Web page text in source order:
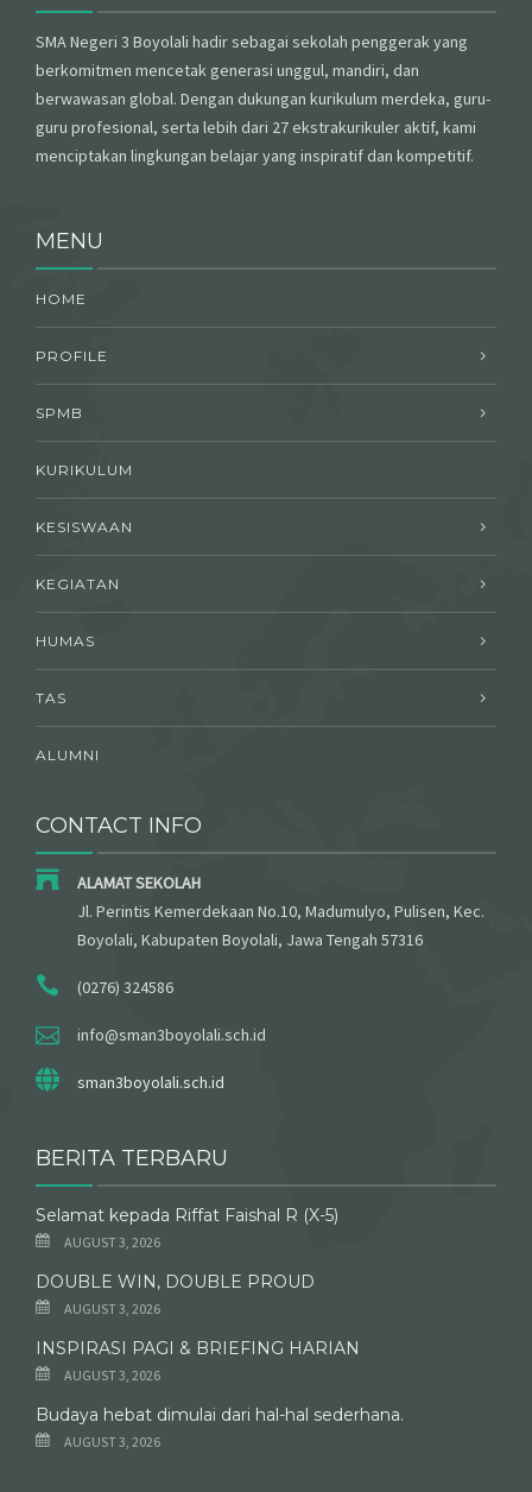
SMA Negeri 3 Boyolali hadir sebagai sekolah penggerak yang
berkomitmen mencetak generasi unggul, mandiri, dan
berwawasan global. Dengan dukungan kurikulum merdeka, guru-
guru profesional, serta lebih dari 27 ekstrakurikuler aktif, kami
menciptakan lingkungan belajar yang inspiratif dan kompetitif.
MENU
HOME
PROFILE
SPMB
KURIKULUM
KESISWAAN
KEGIATAN
HUMAS
TAS
ALUMNI
CONTACT INFO
ALAMAT SEKOLAH
Jl. Perintis Kemerdekaan No.10, Madumulyo, Pulisen, Kec.
Boyolali, Kabupaten Boyolali, Jawa Tengah 57316
(0276) 324586
info@sman3boyolali.sch.id
sman3boyolali.sch.id
BERITA TERBARU
Selamat kepada Riffat Faishal R (X-5)
AUGUST 3, 2026
DOUBLE WIN, DOUBLE PROUD
AUGUST 3, 2026
INSPIRASI PAGI & BRIEFING HARIAN
AUGUST 3, 2026
Budaya hebat dimulai dari hal-hal sederhana.
AUGUST 3, 2026